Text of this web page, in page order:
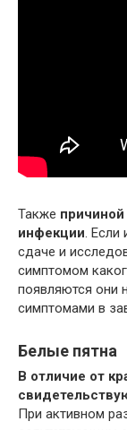
Также
инфекции. Если
сдаче и
симптомом
появляются они
симптомами в
Белые пятна
В отличие от
При активном